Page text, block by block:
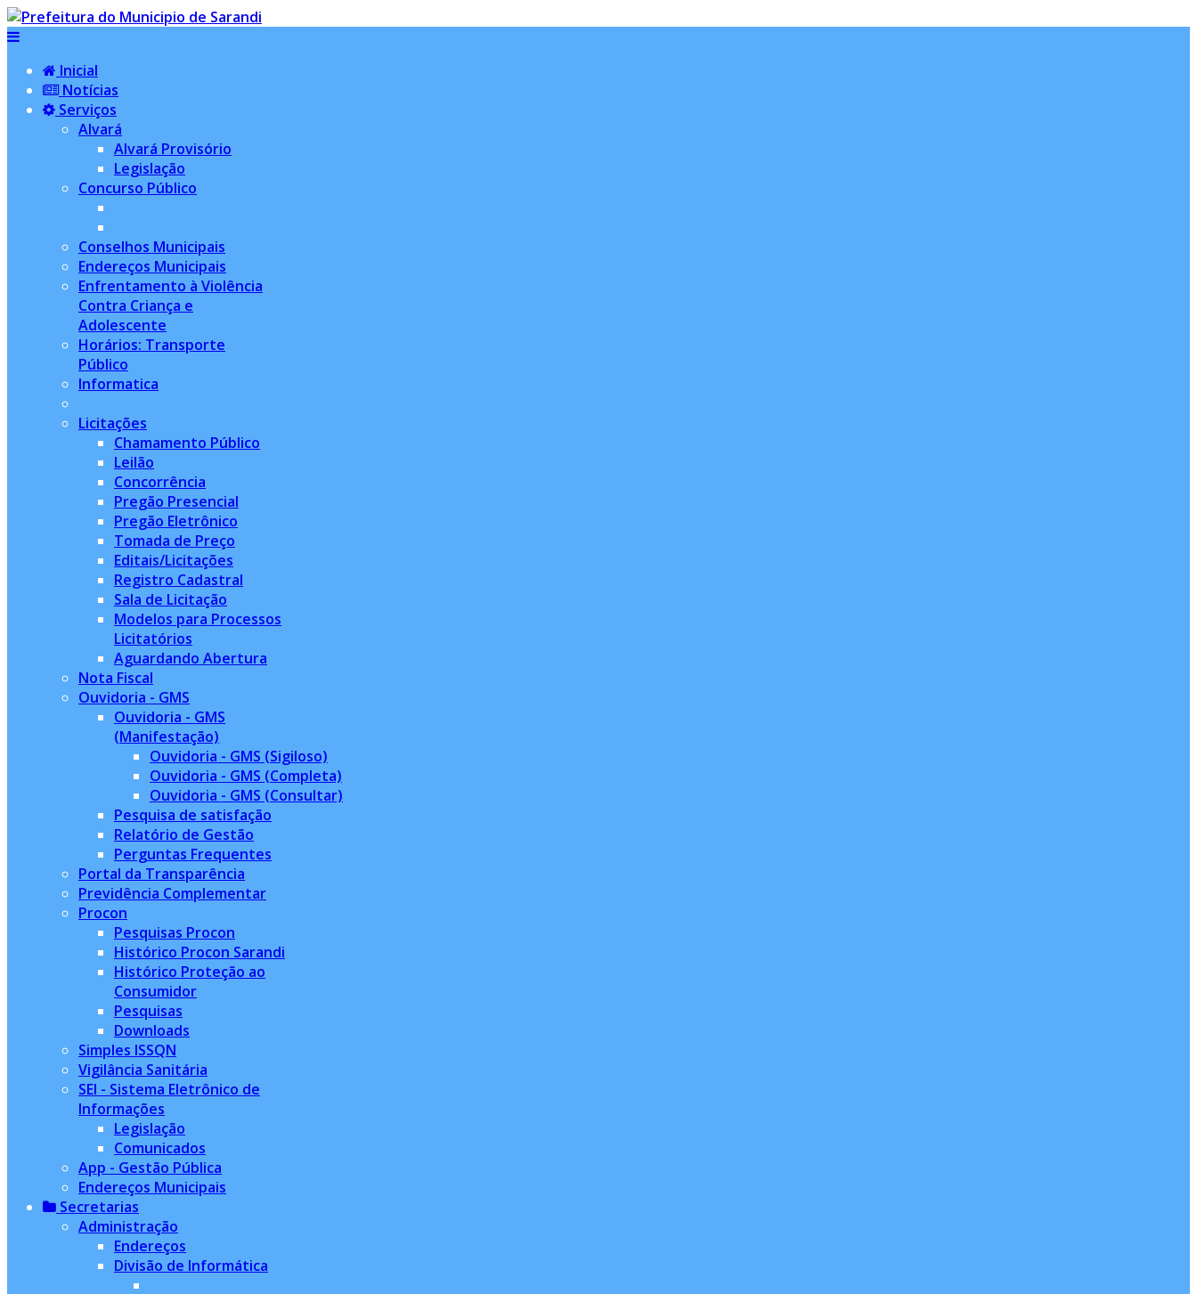
Inicial
Notícias
Serviços
Alvará
Alvará Provisório
Legislação
Concurso Público
Conselhos Municipais
Endereços Municipais
Enfrentamento à Violência
Contra Criança e
Adolescente
Horários: Transporte
Público
Informatica
Licitações
Chamamento Público
Leilão
Concorrência
Pregão Presencial
Pregão Eletrônico
Tomada de Preço
Editais/Licitações
Registro Cadastral
Sala de Licitação
Modelos para Processos
Licitatórios
Aguardando Abertura
Nota Fiscal
Ouvidoria - GMS
Ouvidoria - GMS
(Manifestação)
Ouvidoria - GMS (Sigiloso)
Ouvidoria - GMS (Completa)
Ouvidoria - GMS (Consultar)
Pesquisa de satisfação
Relatório de Gestão
Perguntas Frequentes
Portal da Transparência
Previdência Complementar
Procon
Pesquisas Procon
Histórico Procon Sarandi
Histórico Proteção ao
Consumidor
Pesquisas
Downloads
Simples ISSQN
Vigilância Sanitária
SEI - Sistema Eletrônico de
Informações
Legislação
Comunicados
App - Gestão Pública
Endereços Municipais
Secretarias
Administração
Endereços
Divisão de Informática